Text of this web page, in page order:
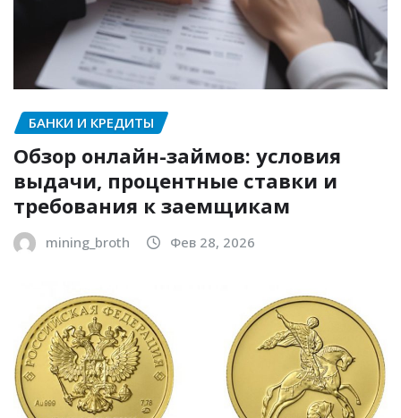
БАНКИ И КРЕДИТЫ
Обзор онлайн-займов: условия
выдачи, процентные ставки и
требования к заемщикам
mining_broth Фев 28, 2026